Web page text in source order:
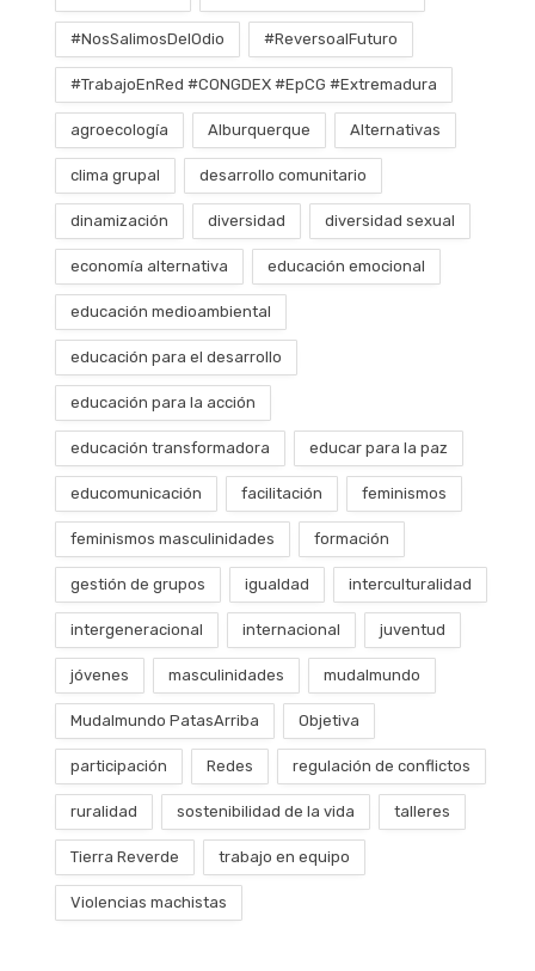
#NosSalimosDelOdio #ReversoalFuturo
#TrabajoEnRed #CONGDEX #EpCG #Extremadura
agroecología Alburquerque Alternativas
clima grupal desarrollo comunitario
dinamización diversidad diversidad sexual
economía alternativa educación emocional
educación medioambiental
educación para el desarrollo
educación para la acción
educación transformadora educar para la paz
educomunicación facilitación feminismos
feminismos masculinidades formación
gestión de grupos igualdad interculturalidad
intergeneracional internacional juventud
jóvenes masculinidades mudalmundo
Mudalmundo PatasArriba Objetiva
participación Redes regulación de conflictos
ruralidad sostenibilidad de la vida talleres
Tierra Reverde trabajo en equipo
Violencias machistas